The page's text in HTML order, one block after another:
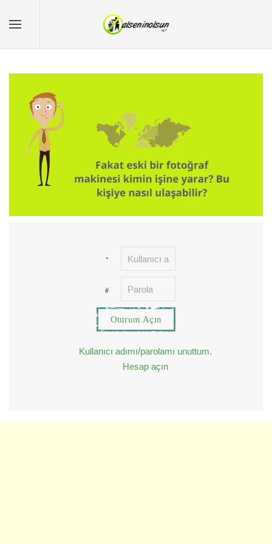
Oturum Açın
Kullanıcı adımı/parolamı unuttum.
Hesap açın